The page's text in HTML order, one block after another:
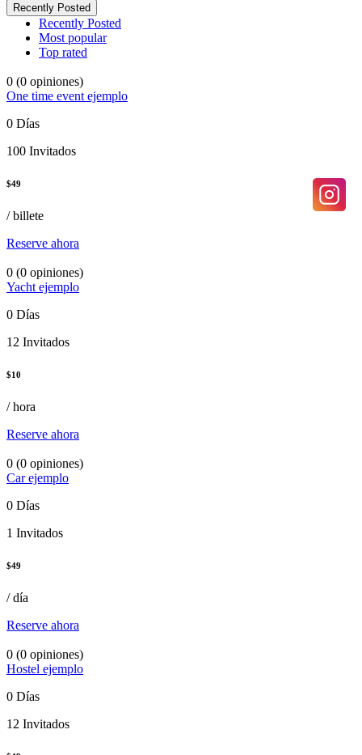
Recently Posted
Recently Posted
Most popular
Top rated
0 (0 opiniones)
One time event ejemplo
0 Días
100 Invitados
$49
/ billete
Reserve ahora
0 (0 opiniones)
Yacht ejemplo
0 Días
12 Invitados
$10
/ hora
Reserve ahora
0 (0 opiniones)
Car ejemplo
0 Días
1 Invitados
$49
/ día
Reserve ahora
0 (0 opiniones)
Hostel ejemplo
0 Días
12 Invitados